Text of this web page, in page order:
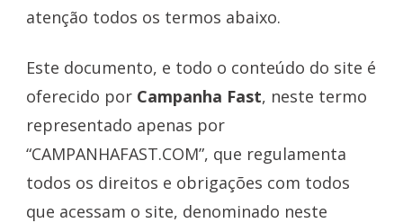
atenção todos os termos abaixo.
Este documento, e todo o conteúdo do site é
oferecido por Campanha Fast, neste termo
representado apenas por
“CAMPANHAFAST.COM”, que regulamenta
todos os direitos e obrigações com todos
que acessam o site, denominado neste